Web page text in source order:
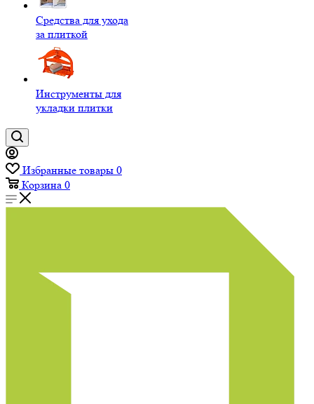
Средства для ухода
за плиткой
Инструменты для
укладки плитки
Избранные товары 0
Корзина 0